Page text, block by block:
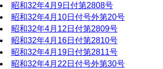
昭和32年4月9日付第2808号
昭和32年4月10日付号外第20号
昭和32年4月12日付第2809号
昭和32年4月16日付第2810号
昭和32年4月19日付第2811号
昭和32年4月22日付号外第30号